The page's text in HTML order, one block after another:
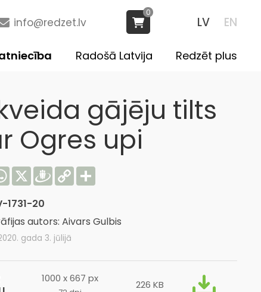
LV EN
info@redzet.lv
0
Redzēt plus
Radošā Latvija
gājēju tilts
Ogres upi
WhatsApp
X Draugiem
Copy
Link
Share
1731-20
autors: Aivars Gulbis
gada 3. jūlijā
1000 x 667 px
226 KB